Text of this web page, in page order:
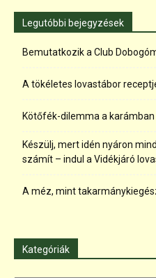
Legutóbbi bejegyzések
Bemutatkozik a Club
A tökéletes lovastábor
Kötőfék-dilemma a karámban
Készülj, mert idén nyáron
számít – indul a Vidékjáró
A méz, mint
Kategóriák